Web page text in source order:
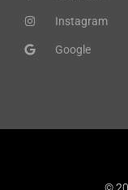
Instagram
Google